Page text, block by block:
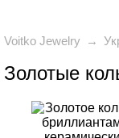
Voitko Jewelry →
Золотые